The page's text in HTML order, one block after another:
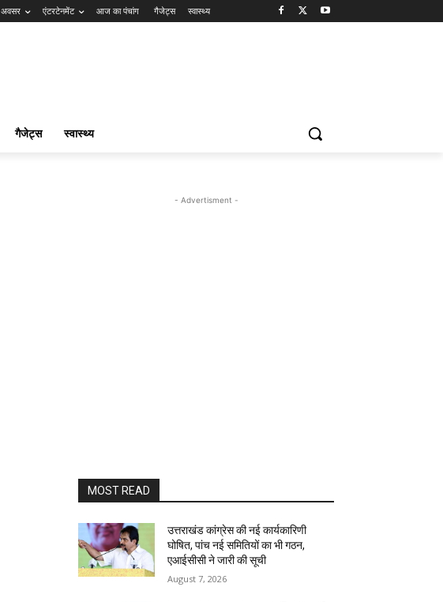
अवसर एंटरटेनमेंट आज का पंचांग गैजेट्स स्वास्थ्य
गैजेट्स स्वास्थ्य
- Advertisment -
MOST READ
उत्तराखंड कांग्रेस की नई कार्यकारिणी
घोषित, पांच नई समितियों का भी गठन,
एआईसीसी ने जारी की सूची
August 7, 2026